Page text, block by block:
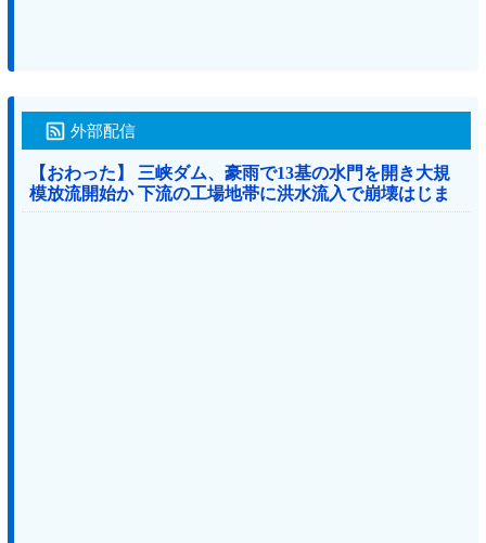
外部配信
【おわった】 三峡ダム、豪雨で13基の水門を開き大規
模放流開始か 下流の工場地帯に洪水流入で崩壊はじま
る